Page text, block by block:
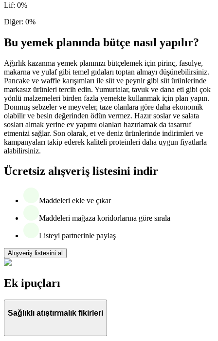
Lif: 0%
Diğer: 0%
Bu yemek planında bütçe nasıl yapılır?
Ağırlık kazanma yemek planınızı bütçelemek için pirinç, fasulye,
makarna ve yulaf gibi temel gıdaları toptan almayı düşünebilirsiniz.
Pancake ve waffle karışımları ile süt ve peynir gibi süt ürünlerinde
markasız ürünleri tercih edin. Yumurtalar, tavuk ve dana eti gibi çok
yönlü malzemeleri birden fazla yemekte kullanmak için plan yapın.
Donmuş sebzeler ve meyveler, taze olanlara göre daha ekonomik
olabilir ve besin değerinden ödün vermez. Hazır soslar ve salata
sosları almak yerine ev yapımı olanları hazırlamak da tasarruf
etmenizi sağlar. Son olarak, et ve deniz ürünlerinde indirimleri ve
kampanyaları takip ederek kaliteli proteinleri daha uygun fiyatlarla
alabilirsiniz.
Ücretsiz alışveriş listesini indir
Maddeleri ekle ve çıkar
Maddeleri mağaza koridorlarına göre sırala
Listeyi partnerinle paylaş
Alışveriş listesini al
Ek ipuçları
Sağlıklı atıştırmalık fikirleri